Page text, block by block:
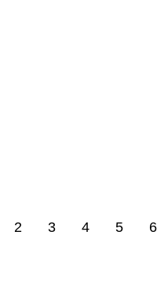
2 3 4 5 6